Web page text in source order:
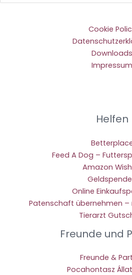
Cookie
Downloads
Impressum
Helfen
Feed A Dog –
Amazon
Online
Patenschaft übernehmen
Tierarzt
Freunde und
Freunde &
Pocahontasz